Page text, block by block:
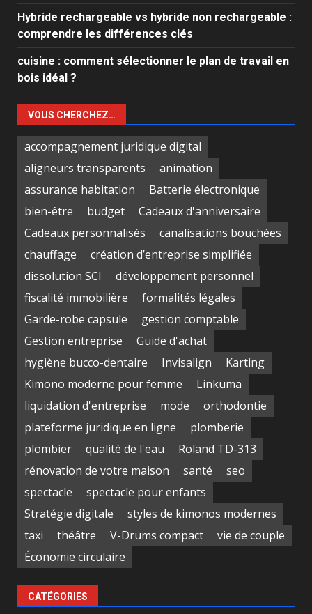
Hybride rechargeable vs hybride non rechargeable :
comprendre les différences clés
cuisine : comment sélectionner le plan de travail en
bois idéal ?
VOUS CHERCHEZ…
accompagnement juridique digital
aligneurs transparents
animation
assurance habitation
Batterie électronique
bien-être
budget
Cadeaux d'anniversaire
Cadeaux personnalisés
canalisations bouchées
chauffage
création d’entreprise simplifiée
dissolution SCI
développement personnel
fiscalité immobilière
formalités légales
Garde-robe capsule
gestion comptable
Gestion entreprise
Guide d'achat
hygiène bucco-dentaire
Invisalign
Karting
Kimono moderne pour femme
Linkuma
liquidation d'entreprise
mode
orthodontie
plateforme juridique en ligne
plomberie
plombier
qualité de l'eau
Roland TD-313
rénovation de votre maison
santé
seo
spectacle
spectacle pour enfants
Stratégie digitale
styles de kimonos modernes
taxi
théâtre V-Drums compact
vie de couple
Économie circulaire
CATÉGORIES